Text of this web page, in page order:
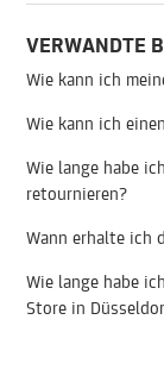
VERWANDTE
Wie kann ich
Wie kann ich
Wie lange habe
retournieren?
Wann erhalte ich
Wie lange habe
Store in